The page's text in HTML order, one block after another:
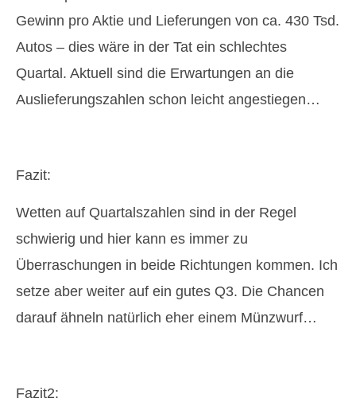
Gewinn pro Aktie und Lieferungen von ca. 430 Tsd.
Autos – dies wäre in der Tat ein schlechtes
Quartal. Aktuell sind die Erwartungen an die
Auslieferungszahlen schon leicht angestiegen…
Fazit:
Wetten auf Quartalszahlen sind in der Regel
schwierig und hier kann es immer zu
Überraschungen in beide Richtungen kommen. Ich
setze aber weiter auf ein gutes Q3. Die Chancen
darauf ähneln natürlich eher einem Münzwurf…
Fazit2: